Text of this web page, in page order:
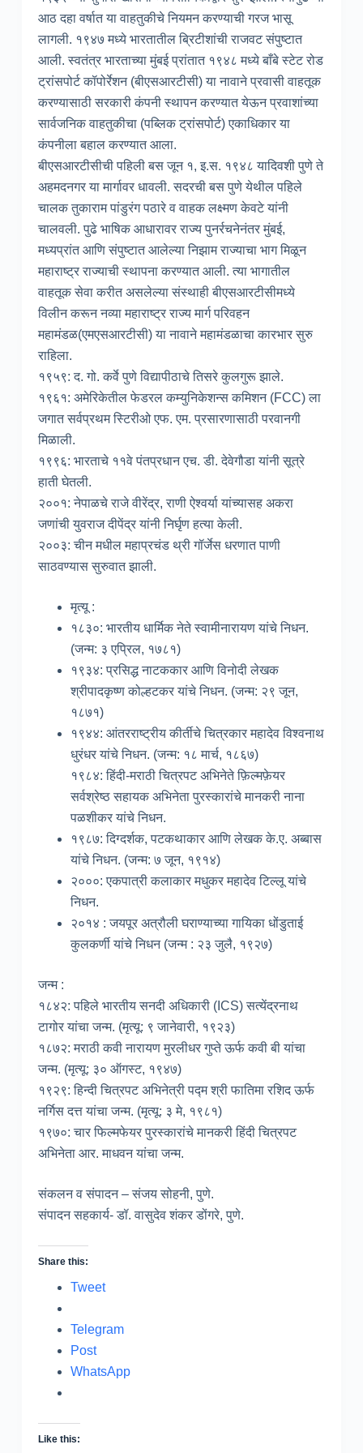
आठ दहा वर्षात या वाहतुकीचे नियमन करण्याची गरज भासू
लागली. १९४७ मध्ये भारतातील ब्रिटीशांची राजवट संपुष्टात
आली. स्वतंत्र भारताच्या मुंबई प्रांतात १९४८ मध्ये बाँबे स्टेट रोड
ट्रांसपोर्ट कॉपोर्रेशन (बीएसआरटीसी) या नावाने प्रवासी वाहतूक
करण्यासाठी सरकारी कंपनी स्थापन करण्यात येऊन प्रवाशांच्या
सार्वजनिक वाहतुकीचा (पब्लिक ट्रांसपोर्ट) एकाधिकार या
कंपनीला बहाल करण्यात आला.
बीएसआरटीसीची पहिली बस जून १, इ.स. १९४८ यादिवशी पुणे ते
अहमदनगर या मार्गावर धावली. सदरची बस पुणे येथील पहिले
चालक तुकाराम पांडुरंग पठारे व वाहक लक्ष्मण केवटे यांनी
चालवली. पुढे भाषिक आधारावर राज्य पुनर्रचनेनंतर मुंबई,
मध्यप्रांत आणि संपुष्टात आलेल्या निझाम राज्याचा भाग मिळून
महाराष्ट्र राज्याची स्थापना करण्यात आली. त्या भागातील
वाहतूक सेवा करीत असलेल्या संस्थाही बीएसआरटीसीमध्ये
विलीन करून नव्या महाराष्ट्र राज्य मार्ग परिवहन
महामंडळ(एमएसआरटीसी) या नावाने महामंडळाचा कारभार सुरु
राहिला.
१९५९: द. गो. कर्वे पुणे विद्यापीठाचे तिसरे कुलगुरू झाले.
१९६१: अमेरिकेतील फेडरल कम्युनिकेशन्स कमिशन (FCC) ला
जगात सर्वप्रथम स्टिरीओ एफ. एम. प्रसारणासाठी परवानगी
मिळाली.
१९९६: भारताचे ११वे पंतप्रधान एच. डी. देवेगौडा यांनी सूत्रे
हाती घेतली.
२००१: नेपाळचे राजे वीरेंद्र, राणी ऐश्वर्या यांच्यासह अकरा
जणांची युवराज दीपेंद्र यांनी निर्घृण हत्या केली.
२००३: चीन मधील महाप्रचंड थ्री गॉर्जेस धरणात पाणी
साठवण्यास सुरुवात झाली.
मृत्यू :
१८३०: भारतीय धार्मिक नेते स्वामीनारायण यांचे निधन.
(जन्म: ३ एप्रिल, १७८१)
१९३४: प्रसिद्ध नाटककार आणि विनोदी लेखक
श्रीपादकृष्ण कोल्हटकर यांचे निधन. (जन्म: २९ जून,
१८७१)
१९४४: आंतरराष्ट्रीय कीर्तीचे चित्रकार महादेव विश्वनाथ
धुरंधर यांचे निधन. (जन्म: १८ मार्च, १८६७)
१९८४: हिंदी-मराठी चित्रपट अभिनेते फ़िल्मफ़ेयर
सर्वश्रेष्ठ सहायक अभिनेता पुरस्कारांचे मानकरी नाना
पळशीकर यांचे निधन.
१९८७: दिग्दर्शक, पटकथाकार आणि लेखक के.ए. अब्बास
यांचे निधन. (जन्म: ७ जून, १९१४)
२०००: एकपात्री कलाकार मधुकर महादेव टिल्लू यांचे
निधन.
२०१४ : जयपूर अत्रौली घराण्याच्या गायिका धोंडुताई
कुलकर्णी यांचे निधन (जन्म : २३ जुलै, १९२७)
जन्म :
१८४२: पहिले भारतीय सनदी अधिकारी (ICS) सत्येंद्रनाथ
टागोर यांचा जन्म. (मृत्यू: ९ जानेवारी, १९२३)
१८७२: मराठी कवी नारायण मुरलीधर गुप्ते ऊर्फ कवी बी यांचा
जन्म. (मृत्यू: ३० ऑगस्ट, १९४७)
१९२९: हिन्दी चित्रपट अभिनेत्री पद्म श्री फातिमा रशिद ऊर्फ
नर्गिस दत्त यांचा जन्म. (मृत्यू: ३ मे, १९८१)
१९७०: चार फिल्मफेयर पुरस्कारांचे मानकरी हिंदी चित्रपट
अभिनेता आर. माधवन यांचा जन्म.
संकलन व संपादन – संजय सोहनी, पुणे.
संपादन सहकार्य- डॉ. वासुदेव शंकर डोंगरे, पुणे.
Share this:
Tweet
Telegram
Post
WhatsApp
Like this: